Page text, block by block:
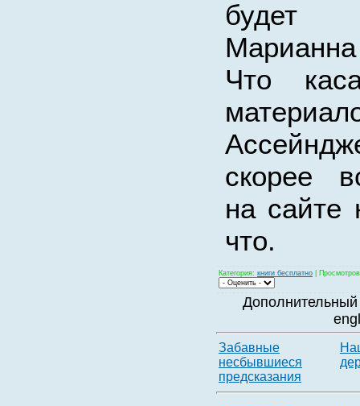
будет
Что
скорее
на сайте
что.
Категория: книги бесплатно Просмотров
Забавные
несбывшиеся
предсказания